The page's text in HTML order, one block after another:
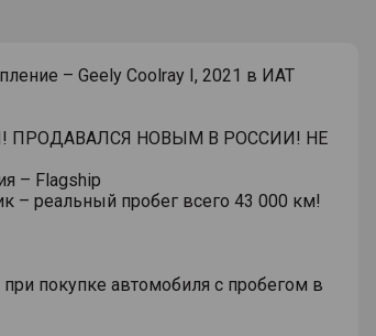
– Geely Coolray I, 2021 в ИАТ
ПРОДАВАЛСЯ НОВЫМ В РОССИИ! НЕ
– Flagship
– реальный пробег всего 43 000 км!
покупке автомобиля с пробегом в